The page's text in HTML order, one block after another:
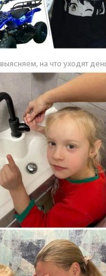
выясняем, на что уходят